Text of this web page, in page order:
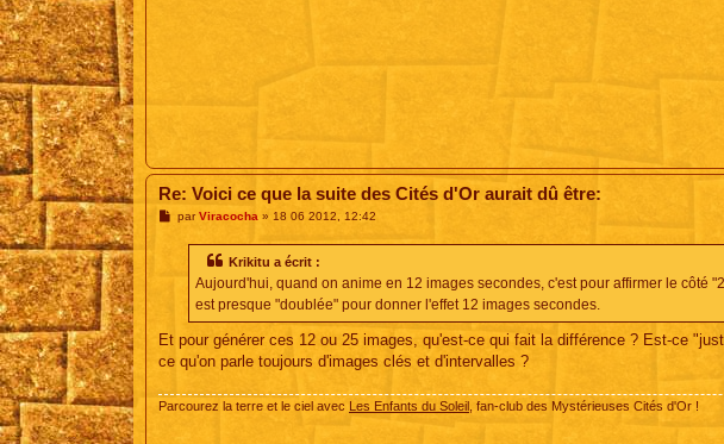
Re: Voici ce que la suite des Cités d'Or aurait dû être:
Mpar Viracocha » 18 06 2012, 12:42
Krikitu a écrit :
Aujourd'hui, quand on anime en 12 images secondes, c'est pour affirmer le côté
est presque "doublée" pour donner l'effet 12 images secondes.
Et pour générer ces 12 ou 25 images, qu'est-ce qui fait la différence ? Est-ce
ce qu'on parle toujours d'images clés et d'intervalles ?
Parcourez la terre et le ciel avec Les Enfants du Soleil , fan-club des Mystérieuses Cités d'Or !